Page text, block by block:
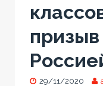
29/11/2020